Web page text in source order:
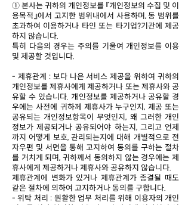
① 본사는 귀하의 개인정보를 『개인정보의 수집 및 이
용목적』에서 고지한 범위내에서 사용하며, 동 범위를
초과하여 이용하거나 타인 또는 타기업?기관에 제공
하지 않습니다.
특히 다음의 경우는 주의를 기울여 개인정보를 이용
및 제공할 것입니다.
- 제휴관계 : 보다 나은 서비스 제공을 위하여 귀하의
개인정보를 제휴사에게 제공하거나 또는 제휴사와 공
유할 수 있습니다. 개인정보를 제공하거나 공유할 경
우에는 사전에 귀하께 제휴사가 누구인지, 제공 또는
공유되는 개인정보항목이 무엇인지, 왜 그러한 개인
정보가 제공되거나 공유되어야 하는지, 그리고 언제
까지 어떻게 보호, 관리되는지에 대해 개별적으로 전
자우편 및 서면을 통해 고지하여 동의를 구하는 절차
를 거치게 되며, 귀하께서 동의하지 않는 경우에는 제
휴사에게 제공하거나 제휴사와 공유하지 않습니다.
제휴관계에 변화가 있거나 제휴관계가 종결될 때도
같은 절차에 의하여 고지하거나 동의를 구합니다.
- 위탁 처리 : 원활한 업무 처리를 위해 이용자의 개인